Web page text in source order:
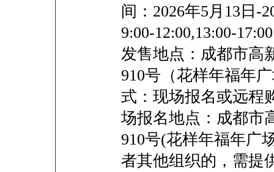
间：2026年5月13日-
9:00-12:00,13:00-
发售地点：成都市高
910号（花样年福年
式：现场报名或远程
场报名地点：成都市
910号(花样年福年广
者其他组织的，需提